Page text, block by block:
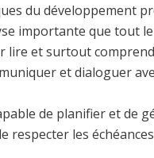
du développement
importante que tout
lire et surtout
et dialoguer
de planifier et de
respecter les